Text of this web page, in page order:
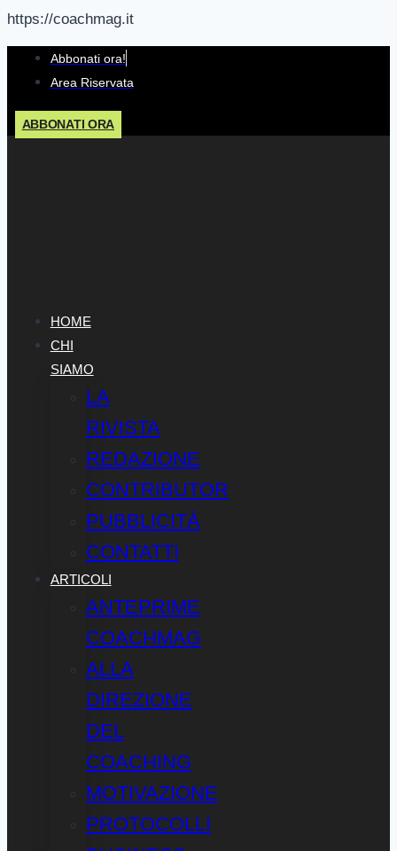
https://coachmag.it
Salta
contenuto
Abbonati ora!
Area Riservata
ABBONATI ORA
HOME
CHI
SIAMO
LA
RIVISTA
REDAZIONE
CONTRIBUTOR
PUBBLICITÀ
CONTATTI
ARTICOLI
ANTEPRIME
COACHMAG
ALLA
DIREZIONE
DEL
COACHING
MOTIVAZIONE
PROTOCOLLI